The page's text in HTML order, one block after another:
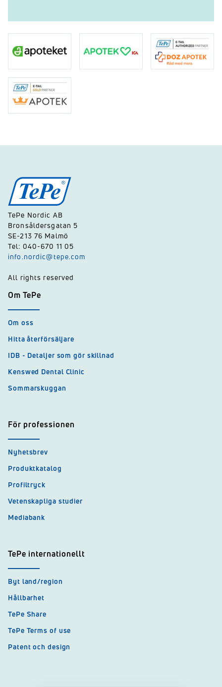
TePe Nordic AB
Bronsåldersgatan 5
SE-213 76 Malmö
Tel: 040-670 11 05
info.nordic@tepe.com
All rights reserved
Om TePe
Om oss
Hitta återförsäljare
IDB - Detaljer som gör skillnad
Kenswed Dental Clinic
Sommarskuggan
För professionen
Nyhetsbrev
Produktkatalog
Profiltryck
Vetenskapliga studier
Mediabank
TePe internationellt
Byt land/region
Hållbarhet
TePe Share
TePe Terms of use
Patent och design